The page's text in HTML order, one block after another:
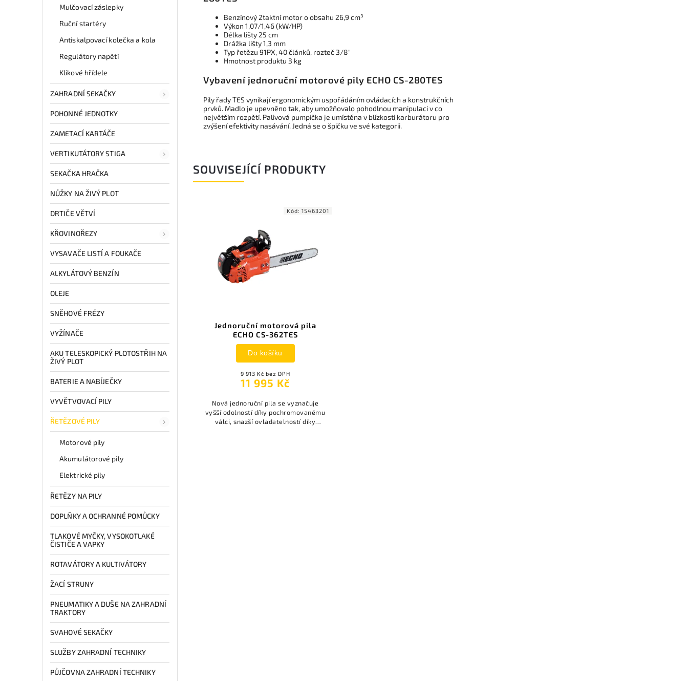
Mulčovací záslepky
Ruční startéry
Antiskalpovací kolečka a kola
Regulátory napětí
Klikové hřídele
ZAHRADNÍ SEKAČKY
POHONNÉ JEDNOTKY
ZAMETACÍ KARTÁČE
VERTIKUTÁTORY STIGA
SEKAČKA HRAČKA
NŮŽKY NA ŽIVÝ PLOT
DRTIČE VĚTVÍ
KŘOVINOŘEZY
VYSAVAČE LISTÍ A FOUKAČE
ALKYLÁTOVÝ BENZÍN
OLEJE
SNĚHOVÉ FRÉZY
VYŽÍNAČE
AKU TELESKOPICKÝ PLOTOSTŘIH NA
ŽIVÝ PLOT
BATERIE A NABÍJEČKY
VYVĚTVOVACÍ PILY
ŘETĚZOVÉ PILY
Motorové pily
Akumulátorové pily
Elektrické pily
ŘETĚZY NA PILY
DOPLŇKY A OCHRANNÉ POMŮCKY
TLAKOVÉ MYČKY, VYSOKOTLAKÉ
ČISTIČE A VAPKY
ROTAVÁTORY A KULTIVÁTORY
ŽACÍ STRUNY
PNEUMATIKY A DUŠE NA ZAHRADNÍ
TRAKTORY
SVAHOVÉ SEKAČKY
SLUŽBY ZAHRADNÍ TECHNIKY
PŮJČOVNA ZAHRADNÍ TECHNIKY
Benzínový 2taktní motor o obsahu 26,9 cm³
Výkon 1,07/1,46 (kW/HP)
Délka lišty 25 cm
Drážka lišty 1,3 mm
Typ řetězu 91PX, 40 článků, rozteč 3/8"
Hmotnost produktu 3 kg
Vybavení jednoruční motorové pily ECHO CS-280TES
Pily řady TES vynikají ergonomickým uspořádáním ovládacích a konstrukčních
prvků. Madlo je upevněno tak, aby umožňovalo pohodlnou manipulaci v co
největším rozpětí. Palivová pumpička je umístěna v blízkosti karburátoru pro
zvýšení efektivity nasávání. Jedná se o špičku ve své kategorii.
SOUVISEJÍCÍ PRODUKTY
Jednoruční motorová pila
ECHO CS-362TES
9 913 Kč bez DPH
11 995 Kč
Do košíku
Nová jednoruční pila se vyznačuje
vyšší odolností díky pochromovanému
válci, snazší ovladatelností díky
Kód: 15463201